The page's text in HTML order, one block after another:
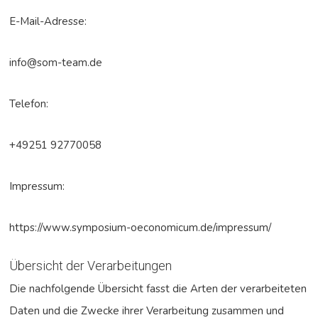
E-Mail-Adresse:
info@som-team.de
Telefon:
+49251 92770058
Impressum:
https://www.symposium-oeconomicum.de/impressum/
Übersicht der Verarbeitungen
Die nachfolgende Übersicht fasst die Arten der verarbeiteten
Daten und die Zwecke ihrer Verarbeitung zusammen und